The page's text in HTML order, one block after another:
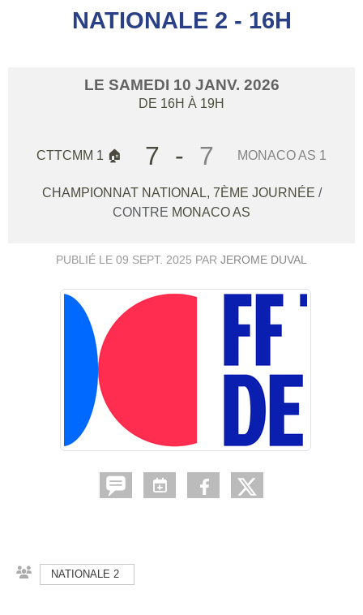
NATIONALE 2 - 16H
LE SAMEDI 10 JANV. 2026
DE 16H À 19H
CTTCMM 1 🏠 7 - 7 MONACO AS 1
CHAMPIONNAT NATIONAL, 7ÈME JOURNÉE /
CONTRE MONACO AS
PUBLIÉ LE 09 SEPT. 2025 PAR JEROME DUVAL
NATIONALE 2